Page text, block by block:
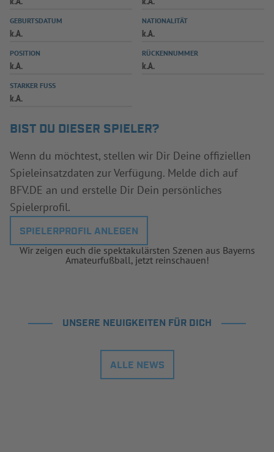
SPIELPLUS
GEBURTSDATUM
k.A.
NATIONALITÄT
k.A.
POSITION
k.A.
RÜCKENNUMMER
k.A.
STARKER FUSS
k.A.
BIST DU DIESER SPIELER?
Wenn du möchtest, stellen wir Dir Deine offiziellen
Spieleinsatzdaten zur Verfügung. Melde dich auf
BFV.DE an und erstelle Dir Dein persönliches
Spielerprofil.
SPIELERPROFIL ANLEGEN
Wir zeigen euch die spektakulärsten Szenen aus Bayerns
Amateurfußball, jetzt reinschauen!
UNSERE NEUIGKEITEN FÜR DICH
ALLE NEWS